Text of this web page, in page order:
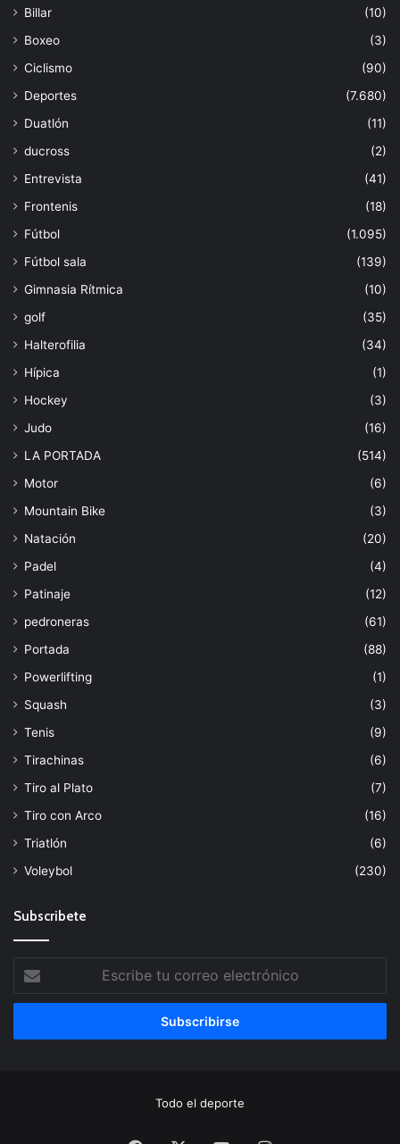
Billar
(10)
Boxeo
(3)
Ciclismo
(90)
Deportes
(7.680)
Duatlón
(11)
ducross
(2)
Entrevista
(41)
Frontenis
(18)
Fútbol
(1.095)
Fútbol sala
(139)
Gimnasia Rítmica
(10)
golf
(35)
Halterofilia
(34)
Hípica
(1)
Hockey
(3)
Judo
(16)
LA PORTADA
(514)
Motor
(6)
Mountain Bike
(3)
Natación
(20)
Padel
(4)
Patinaje
(12)
pedroneras
(61)
Portada
(88)
Powerlifting
(1)
Squash
(3)
Tenis
(9)
Tirachinas
(6)
Tiro al Plato
(7)
Tiro con Arco
(16)
Triatlón
(6)
Voleybol
(230)
Subscribete
tu
correo
Todo el deporte